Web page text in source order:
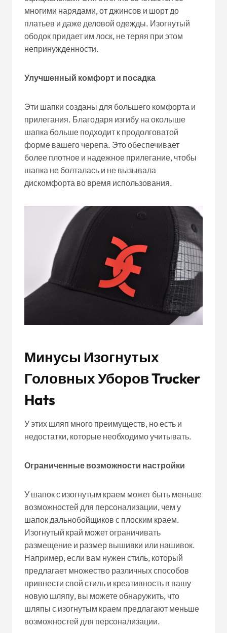
многими нарядами, от джинсов и шорт до
платьев и даже деловой одежды. Изогнутый
ободок придает им лоск, не теряя при этом
непринужденности.
Улучшенный комфорт и посадка
Эти шапки созданы для большего комфорта и
прилегания. Благодаря изгибу на околыше
шапка больше подходит к продолговатой
форме вашего черепа. Это обеспечивает
более плотное и надежное прилегание, чтобы
шапка не болталась и не вызывала
дискомфорта во время использования.
Минусы Изогнутых
Головных Уборов Trucker
Hats
У этих шляп много преимуществ, но есть и
недостатки, которые необходимо учитывать.
Ограниченные возможности настройки
У шапок с изогнутым краем может быть меньше
возможностей для персонализации, чем у
шапок дальнобойщиков с плоским краем.
Изогнутый край может ограничивать
размещение и размер вышивки или нашивок.
Например, если вам нужен стиль, который
предлагает множество различных способов
привнести свой стиль и креативность в вашу
новую шляпу, вы можете обнаружить, что
шляпы с изогнутым краем предлагают меньше
возможностей для персонализации.